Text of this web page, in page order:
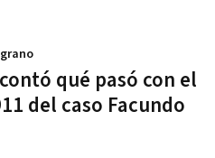
qué pasó con el
del caso Facundo